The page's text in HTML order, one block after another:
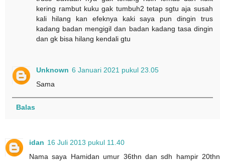
kering rambut kuku gak tumbuh2 tetap sgtu aja susah
kali hilang kan efeknya kaki saya pun dingin trus
kadang badan mengigil dan badan kadang tasa dingin
dan gk bisa hilang kendali gtu
Unknown 6 Januari 2021 pukul 23.05
Sama
Balas
idan 16 Juli 2013 pukul 11.40
Nama saya Hamidan umur 36thn dan sdh hampir 20thn